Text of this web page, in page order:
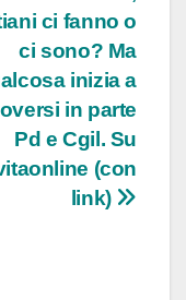
ci fanno o
ci sono? Ma
inizia a
in parte
Pd e Cgil. Su
(con
link)